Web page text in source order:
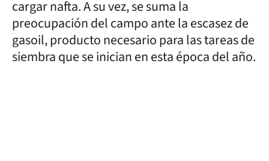
cargar nafta. A su vez, se suma la
preocupación del campo ante la escasez de
gasoil, producto necesario para las tareas de
siembra que se inician en esta época del año.